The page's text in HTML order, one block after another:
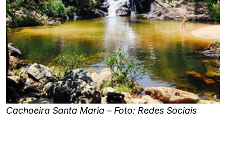
Cachoeira Santa Maria – Foto: Redes Sociais